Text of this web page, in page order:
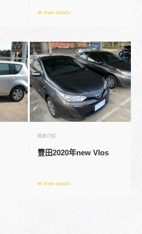
View details
租車介紹
豐田2020年new Vlos
View details